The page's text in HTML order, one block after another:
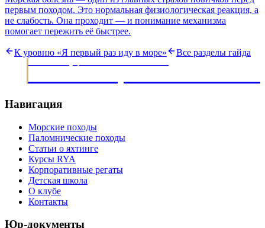
первым походом. Это нормальная физиологическая реакция, а
не слабость. Она проходит — и понимание механизма
помогает пережить её быстрее.
К уровню «Я первый раз иду в море» Все разделы гайда
Навигация
Морские походы
Паломнические походы
Статьи о яхтинге
Курсы RYA
Корпоративные регаты
Детская школа
О клубе
Контакты
Юр-документы